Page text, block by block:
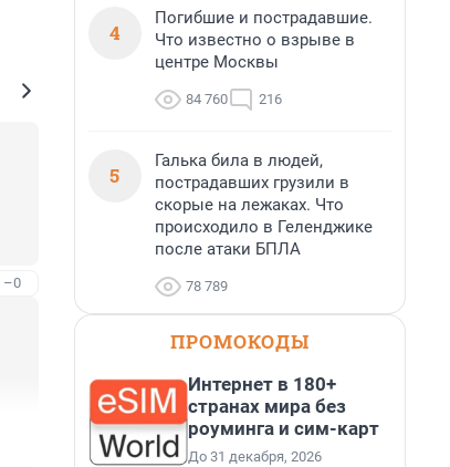
–0
4
Погибшие и пострадавшие.
Что известно о взрыве в
центре Москвы
84 760 216
5
Галька била в людей,
пострадавших грузили в
скорые на лежаках. Что
происходило в Геленджике
после атаки БПЛА
78 789
ПРОМОКОДЫ
Интернет в 180+
странах мира без
роуминга и сим-карт
До 31 декабря, 2026